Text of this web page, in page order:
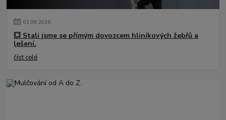
01.08.2026
💥 Stali jsme se přímým dovozcem hliníkových žebřů a
lešení.
číst celé